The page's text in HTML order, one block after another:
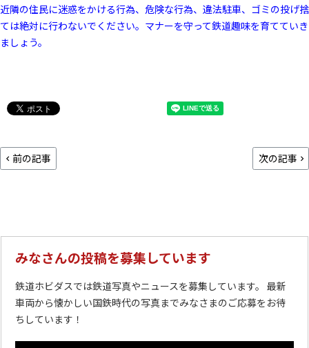
近隣の住民に迷惑をかける行為、危険な行為、違法駐車、ゴミの投げ捨
ては絶対に行わないでください。マナーを守って鉄道趣味を育てていき
ましょう。
前の記事 次の記事
みなさんの投稿を募集しています
鉄道ホビダスでは鉄道写真やニュースを募集しています。 最新
車両から懐かしい国鉄時代の写真までみなさまのご応募をお待
ちしています！